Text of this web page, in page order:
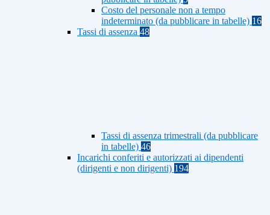
Costo del personale non a tempo
indeterminato (da pubblicare in tabelle) 16
Tassi di assenza 48
Tassi di assenza trimestrali (da pubblicare
in tabelle) 46
Incarichi conferiti e autorizzati ai dipendenti
(dirigenti e non dirigenti) 194